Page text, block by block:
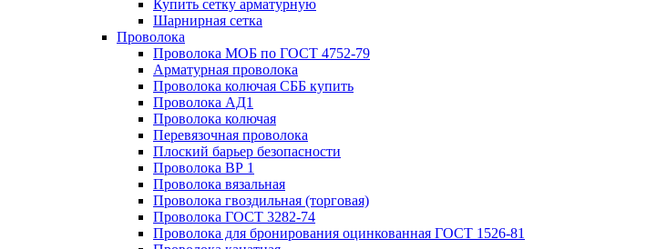
Купить сетку арматурную
Шарнирная сетка
Проволока
Проволока МОБ по ГОСТ 4752-79
Арматурная проволока
Проволока колючая СББ купить
Проволока АД1
Проволока колючая
Перевязочная проволока
Плоский барьер безопасности
Проволока ВР 1
Проволока вязальная
Проволока гвоздильная (торговая)
Проволока ГОСТ 3282-74
Проволока для бронирования оцинкованная ГОСТ 1526-81